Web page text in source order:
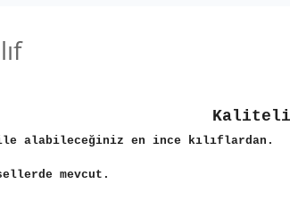
Kaliteli
ile alabileceğiniz en ince kılıflardan.
mevcut.